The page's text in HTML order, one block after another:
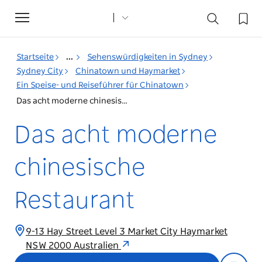
Toggle
navigation
Startseite ...
Sehenswürdigkeiten in Sydney
Sydney City
Chinatown und Haymarket
Ein Speise- und Reiseführer für Chinatown
Das acht moderne chinesische Restaurant
Das acht moderne
chinesische
Restaurant
9-13 Hay Street Level 3 Market City Haymarket
NSW 2000 Australien